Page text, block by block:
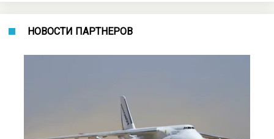
НОВОСТИ ПАРТНЕРОВ